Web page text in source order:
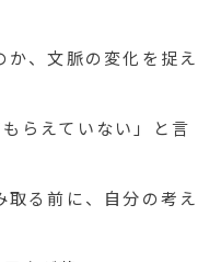
、文脈の変化を捉え
らえていない」と言
る前に、自分の考え